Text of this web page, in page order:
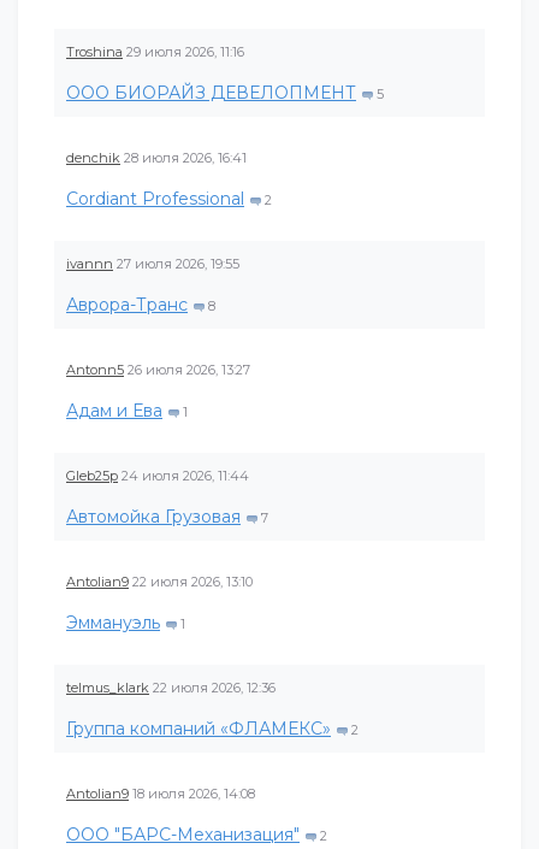
Troshina 29 июля 2026, 11:16
ООО БИОРАЙЗ ДЕВЕЛОПМЕНТ 5
denchik 28 июля 2026, 16:41
Cordiant Professional 2
ivannn 27 июля 2026, 19:55
Аврора-Транс 8
Antonn5 26 июля 2026, 13:27
Адам и Ева 1
Gleb25p 24 июля 2026, 11:44
Автомойка Грузовая 7
Antolian9 22 июля 2026, 13:10
Эммануэль 1
telmus_klark 22 июля 2026, 12:36
Группа компаний «ФЛАМЕКС» 2
Antolian9 18 июля 2026, 14:08
ООО "БАРС-Механизация" 2